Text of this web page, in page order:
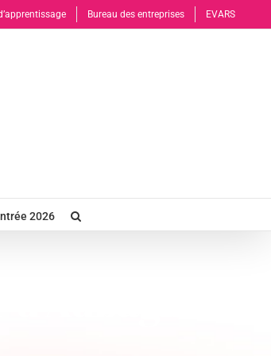
Bureau des entreprises EVARS
2026